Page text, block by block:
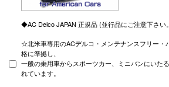
◆AC Delco JAPAN 正規品 (並行品にご注意下さい
☆北米車専用のACデルコ・メンテナンスフリー・
格に準拠し、
一般の乗用車からスポーツカー、ミニバンにいた
れています。